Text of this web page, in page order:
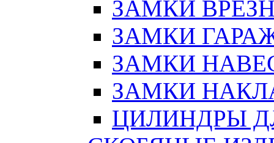
ЗАМКИ
ЗАМКИ
ЗАМКИ
ЗАМКИ
ЦИЛИНДРЫ